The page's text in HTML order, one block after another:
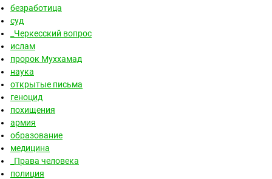
безработица
суд
_Черкесский вопрос
ислам
пророк Муххамад
наука
открытые письма
геноцид
похищения
армия
образование
медицина
_Права человека
полиция